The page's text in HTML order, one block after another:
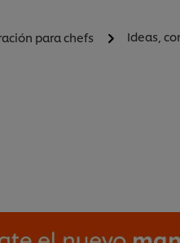
para chefs Ideas,